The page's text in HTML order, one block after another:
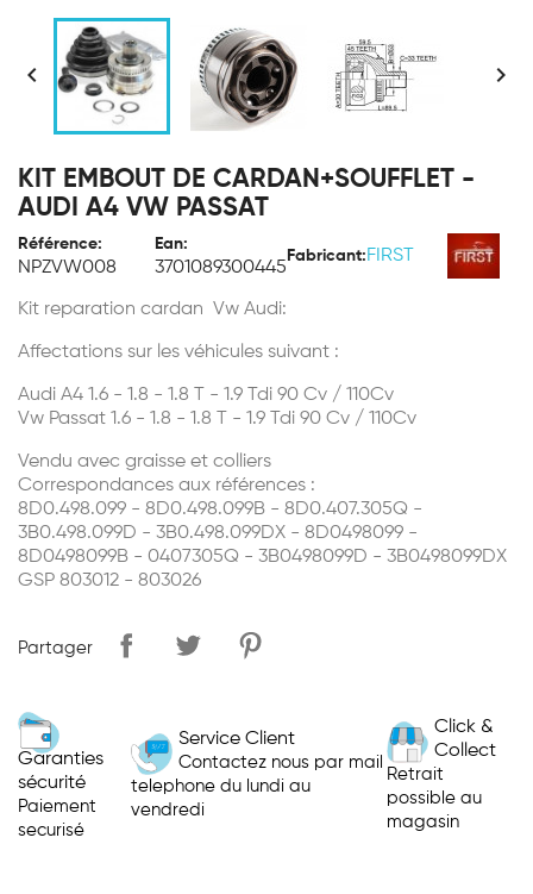
 
KIT EMBOUT DE CARDAN+SOUFFLET -
AUDI A4 VW PASSAT
Référence:
NPZVW008
Ean:
3701089300445
Fabricant: FIRST
Kit reparation cardan Vw Audi:
Affectations sur les véhicules suivant :
Audi A4 1.6 - 1.8 - 1.8 T - 1.9 Tdi 90 Cv / 110Cv
Vw Passat 1.6 - 1.8 - 1.8 T - 1.9 Tdi 90 Cv / 110Cv
Vendu avec graisse et colliers
Correspondances aux références :
8D0.498.099 - 8D0.498.099B - 8D0.407.305Q -
3B0.498.099D - 3B0.498.099DX - 8D0498099 -
8D0498099B - 0407305Q - 3B0498099D - 3B0498099DX
GSP 803012 - 803026
Partager
Garanties
sécurité
Paiement
securisé
Service Client
Contactez nous par mail
telephone du lundi au
vendredi
Click &
Collect
Retrait
possible au
magasin